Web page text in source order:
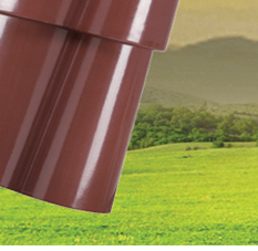
高分子瓦分类：高分子仿古瓦、高分子